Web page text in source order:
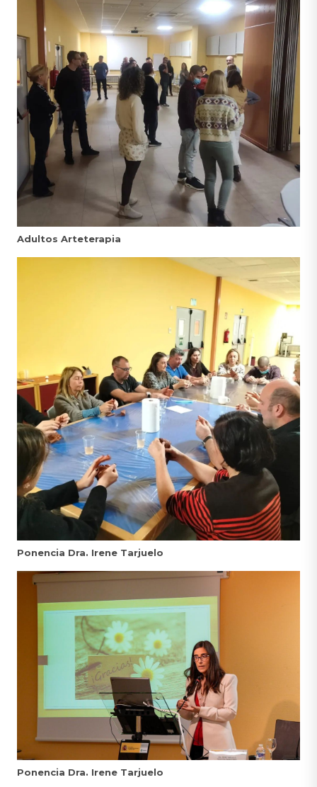
Adultos Arteterapia
Ponencia Dra. Irene Tarjuelo
Ponencia Dra. Irene Tarjuelo